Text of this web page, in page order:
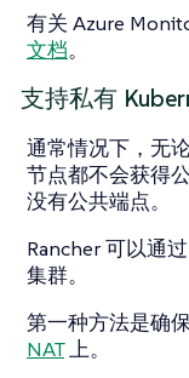
有关 Azure
文档。
支持私有
通常情况下，无
节点都不会获得
没有公共端点。
Rancher 可以通
集群。
第一种方法是确
NAT上。